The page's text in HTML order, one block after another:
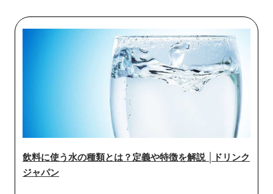
飲料に使う水の種類とは？定義や特徴を解説 │ドリンク
ジャパン